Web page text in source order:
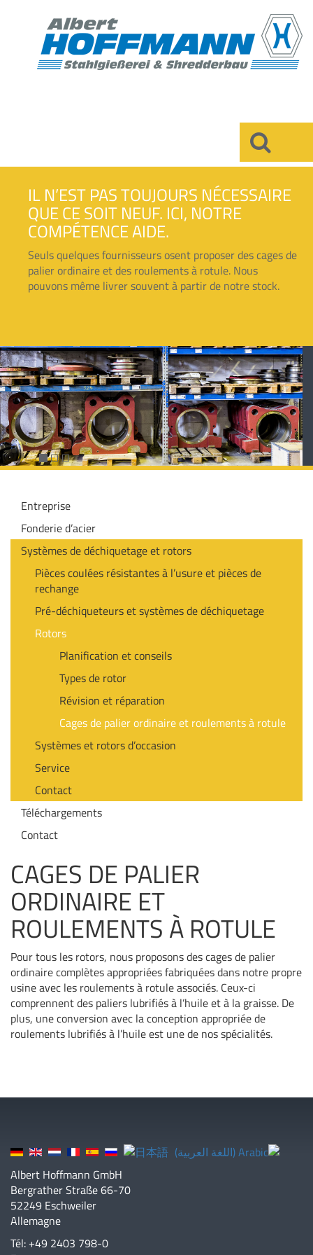
IL N’EST PAS TOUJOURS NÉCESSAIRE
QUE CE SOIT NEUF. ICI, NOTRE
COMPÉTENCE AIDE.
Seuls quelques fournisseurs osent proposer des cages de
palier ordinaire et des roulements à rotule. Nous
pouvons même livrer souvent à partir de notre stock.
Entreprise
Fonderie d’acier
Systèmes de déchiquetage et rotors
Pièces coulées résistantes à l’usure et pièces de
rechange
Pré-déchiqueteurs et systèmes de déchiquetage
Rotors
Planification et conseils
Types de rotor
Révision et réparation
Cages de palier ordinaire et roulements à rotule
Systèmes et rotors d’occasion
Service
Contact
Téléchargements
Contact
CAGES DE PALIER
ORDINAIRE ET
ROULEMENTS À ROTULE
Pour tous les rotors, nous proposons des cages de palier
ordinaire complètes appropriées fabriquées dans notre propre
usine avec les roulements à rotule associés. Ceux-ci
comprennent des paliers lubrifiés à l’huile et à la graisse. De
plus, une conversion avec la conception appropriée de
roulements lubrifiés à l’huile est une de nos spécialités.
Albert Hoffmann GmbH
Bergrather Straße 66-70
52249 Eschweiler
Allemagne
Tél: +49 2403 798-0